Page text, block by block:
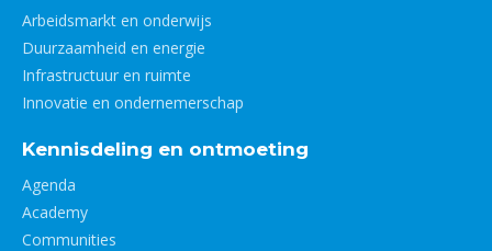
Arbeidsmarkt en onderwijs
Duurzaamheid en energie
Infrastructuur en ruimte
Innovatie en ondernemerschap
Kennisdeling en ontmoeting
Agenda
Academy
Communities